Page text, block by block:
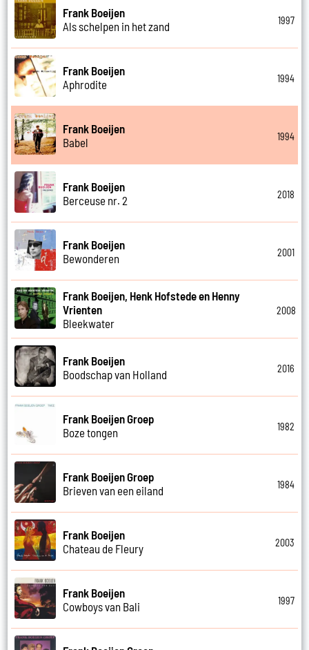
Frank Boeijen
Als schelpen in het zand
1997
Frank Boeijen
Aphrodite
1994
Frank Boeijen
Babel
1994
Frank Boeijen
Berceuse nr. 2
2018
Frank Boeijen
Bewonderen
2001
Frank Boeijen, Henk Hofstede en Henny
Vrienten
Bleekwater
2008
Frank Boeijen
Boodschap van Holland
2016
Frank Boeijen Groep
Boze tongen
1982
Frank Boeijen Groep
Brieven van een eiland
1984
Frank Boeijen
Chateau de Fleury
2003
Frank Boeijen
Cowboys van Bali
1997